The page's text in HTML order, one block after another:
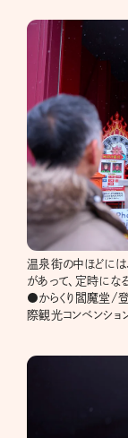
温泉街の中ほどには
があって、定時にな
●からくり閻魔堂/
際観光コンベンショ